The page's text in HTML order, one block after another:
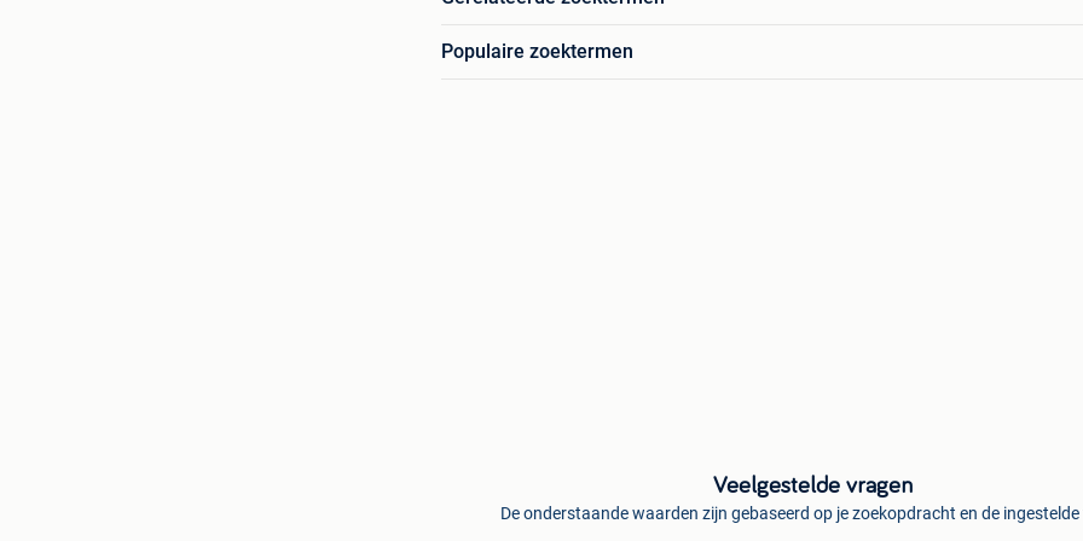
Populaire zoektermen
Veelgestelde vragen
De onderstaande waarden zijn gebaseerd op je zoekopdracht en de